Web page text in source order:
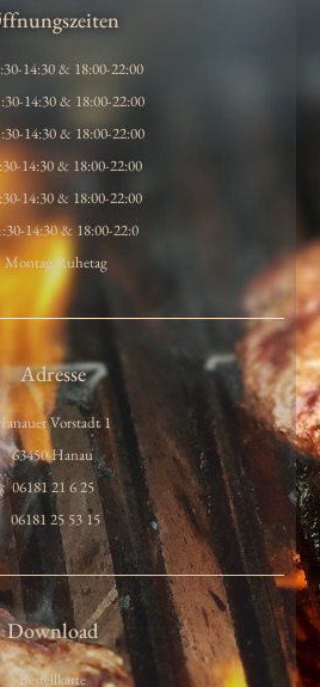
14:30 & 18:00-22:00
14:30 & 18:00-22:00
14:30 & 18:00-22:00
14:30 & 18:00-22:00
14:30 & 18:00-22:00
14:30 & 18:00-22:0
Montag Ruhetag
Adresse
Vorstadt 1
63450 Hanau
06181 21 6 25
06181 25 53 15
Download
Bestellkarte